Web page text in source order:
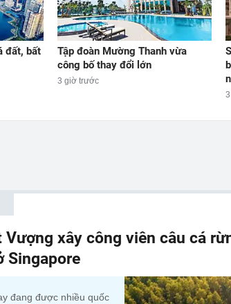
đất, bất
Tập đoàn Mường Thanh vừa
công bố thay đổi lớn
3 giờ trước
Vượng xây công viên câu cá
Singapore
đang được nhiều quốc